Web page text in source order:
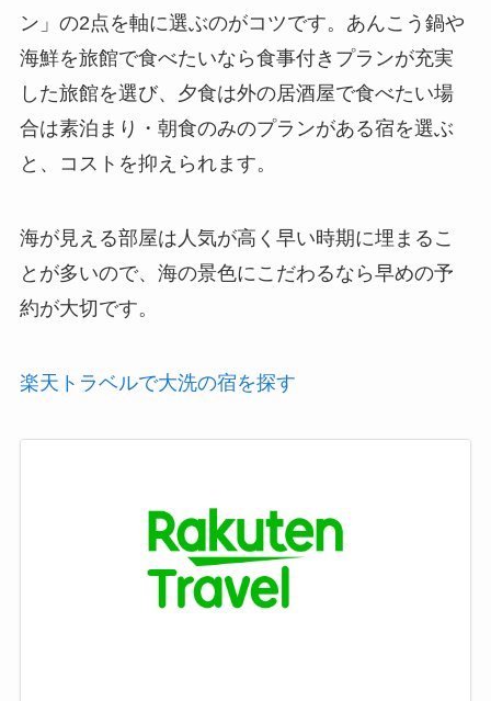
ン」の2点を軸に選ぶのがコツです。あんこう鍋や
海鮮を旅館で食べたいなら食事付きプランが充実
した旅館を選び、夕食は外の居酒屋で食べたい場
合は素泊まり・朝食のみのプランがある宿を選ぶ
と、コストを抑えられます。
海が見える部屋は人気が高く早い時期に埋まるこ
とが多いので、海の景色にこだわるなら早めの予
約が大切です。
楽天トラベルで大洗の宿を探す